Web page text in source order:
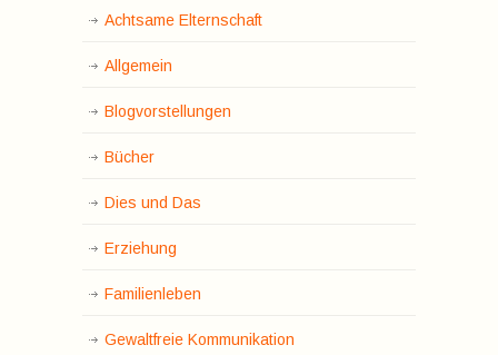
Achtsame Elternschaft
Allgemein
Blogvorstellungen
Bücher
Dies und Das
Erziehung
Familienleben
Gewaltfreie Kommunikation